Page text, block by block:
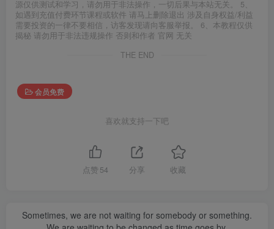
源仅供测试和学习，请勿用于非法操作，一切后果与本站无关。 5、
如遇到充值付费环节课程或软件 请马上删除退出 涉及自身权益/利益
需要投资的一律不要相信，访客发现请向客服举报。 6、本教程仅供
揭秘 请勿用于非法违规操作 否则和作者 官网 无关
THE END
会员免费
喜欢就支持一下吧
点赞 54 分享 收藏
Sometimes, we are not waiting for somebody or something.